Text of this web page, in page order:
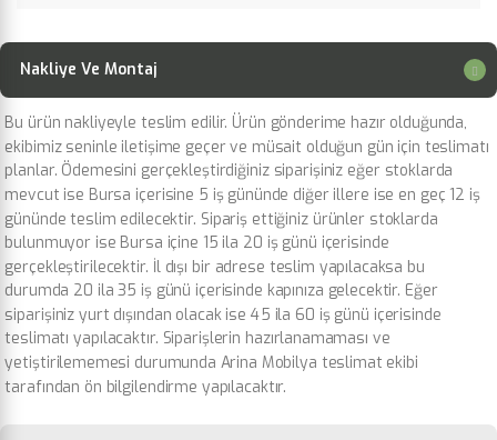
Nakliye Ve Montaj
Bu ürün nakliyeyle teslim edilir. Ürün gönderime hazır olduğunda,
ekibimiz seninle iletişime geçer ve müsait olduğun gün için teslimatı
planlar. Ödemesini gerçekleştirdiğiniz siparişiniz eğer stoklarda
mevcut ise Bursa içerisine 5 iş gününde diğer illere ise en geç 12 iş
gününde teslim edilecektir. Sipariş ettiğiniz ürünler stoklarda
bulunmuyor ise Bursa içine 15 ila 20 iş günü içerisinde
gerçekleştirilecektir. İl dışı bir adrese teslim yapılacaksa bu
durumda 20 ila 35 iş günü içerisinde kapınıza gelecektir. Eğer
siparişiniz yurt dışından olacak ise 45 ila 60 iş günü içerisinde
teslimatı yapılacaktır. Siparişlerin hazırlanamaması ve
yetiştirilememesi durumunda Arina Mobilya teslimat ekibi
tarafından ön bilgilendirme yapılacaktır.